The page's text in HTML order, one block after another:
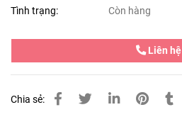
Tình trạng: Còn hàng
Liên hệ
Chia sẻ: